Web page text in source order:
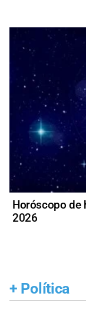
Horóscopo de
2026
+ Política